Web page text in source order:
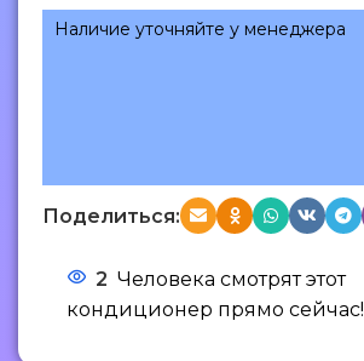
Наличие уточняйте у менеджера
Поделиться:
2 Человека смотрят этот
кондиционер прямо сейчас!